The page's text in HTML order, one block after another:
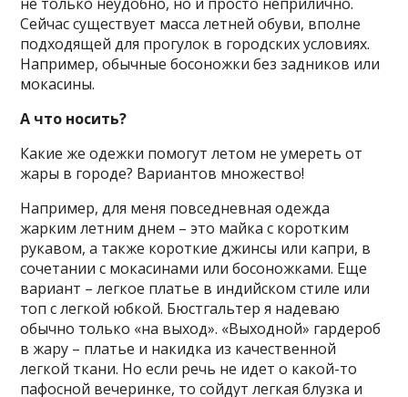
Сейчас существует масса летней обуви, вполне
подходящей для прогулок в городских условиях.
Например, обычные босоножки без задников или
мокасины.
А что носить?
Какие же одежки помогут летом не умереть от
жары в городе? Вариантов множество!
Например, для меня повседневная одежда
жарким летним днем – это майка с коротким
рукавом, а также короткие джинсы или капри, в
сочетании с мокасинами или босоножками. Еще
вариант – легкое платье в индийском стиле или
топ с легкой юбкой. Бюстгальтер я надеваю
обычно только «на выход». «Выходной» гардероб
в жару – платье и накидка из качественной
легкой ткани. Но если речь не идет о какой-то
пафосной вечеринке, то сойдут легкая блузка и